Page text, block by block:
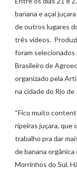
banana e açaí
de outros lugares
três vídeos.
foram selecionados
Brasileiro de
organizado pela
na cidade do Rio de
“Fico muito
ripeiras juçara, que
trabalho pra dar
de banana
Morrinhos do Sul.